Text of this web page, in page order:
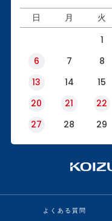
日 月 火
1
6
7 8
13
14 15
20
21 22
27
28 29
よくある質問